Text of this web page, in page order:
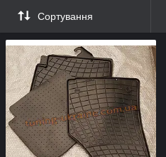
Сортування